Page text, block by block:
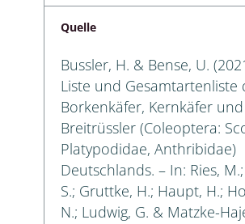
Quelle
Bussler, H. & Bense, U.
Liste und Gesamtartenliste
Borkenkäfer, Kernkäfer und
Breitrüssler (Coleoptera:
Platypodidae, Anthribidae)
Deutschlands. – In: Ries,
S.; Gruttke, H.; Haupt, H.;
N.; Ludwig, G. & Matzke-